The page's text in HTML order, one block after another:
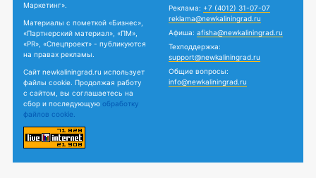
Маркетинг».
Материалы с пометкой «Бизнес»,
«Партнерский материал», «ПМ»,
«PR», «Спецпроект» - публикуются
на правах рекламы.
Сайт newkaliningrad.ru использует
файлы cookie. Продолжая работу
с сайтом, вы соглашаетесь на
сбор и последующую обработку
файлов cookie.
Реклама: +7 (4012) 31-07-07
reklama@newkaliningrad.ru
Афиша: afisha@newkaliningrad.ru
Техподдержка:
support@newkaliningrad.ru
Общие вопросы:
info@newkaliningrad.ru